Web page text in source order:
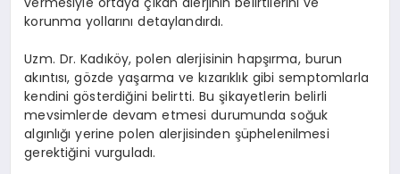
korunma yollarını detaylandırdı.
Uzm. Dr. Kadıköy, polen alerjisinin hapşırma, burun
akıntısı, gözde yaşarma ve kızarıklık gibi semptomlarla
kendini gösterdiğini belirtti. Bu şikayetlerin belirli
mevsimlerde devam etmesi durumunda soğuk
algınlığı yerine polen alerjisinden şüphelenilmesi
gerektiğini vurguladı.